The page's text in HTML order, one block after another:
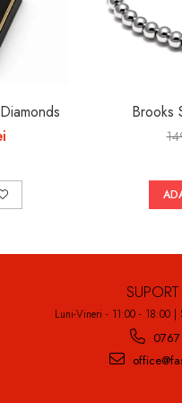
Brooks
Luni-Vineri - 11:00 - 18:00